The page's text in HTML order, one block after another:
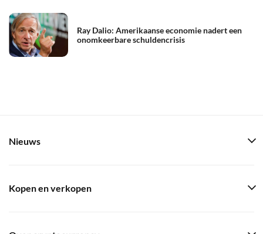
Ray Dalio: Amerikaanse economie nadert een
onomkeerbare schuldencrisis
Nieuws
Kopen en verkopen